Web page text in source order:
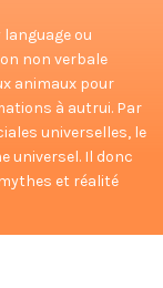
ou
non verbale
animaux pour
à autrui. Par
universelles, le
universel. Il donc
et réalité